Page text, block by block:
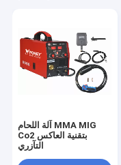
آلة اللحام MMA MIG
Co2 بتقنية العاكس
التآزري